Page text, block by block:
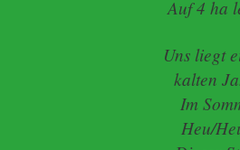
Auf 4 ha
Uns liegt
kalten
Im
Heu/